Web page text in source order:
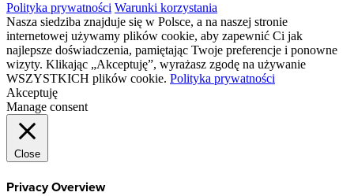
Polityka prywatności Warunki korzystania
Nasza siedziba znajduje się w Polsce, a na naszej stronie
internetowej używamy plików cookie, aby zapewnić Ci jak
najlepsze doświadczenia, pamiętając Twoje preferencje i ponowne
wizyty. Klikając „Akceptuję”, wyrażasz zgodę na używanie
WSZYSTKICH plików cookie. Polityka prywatności
Akceptuję
Manage consent
Close
Privacy Overview